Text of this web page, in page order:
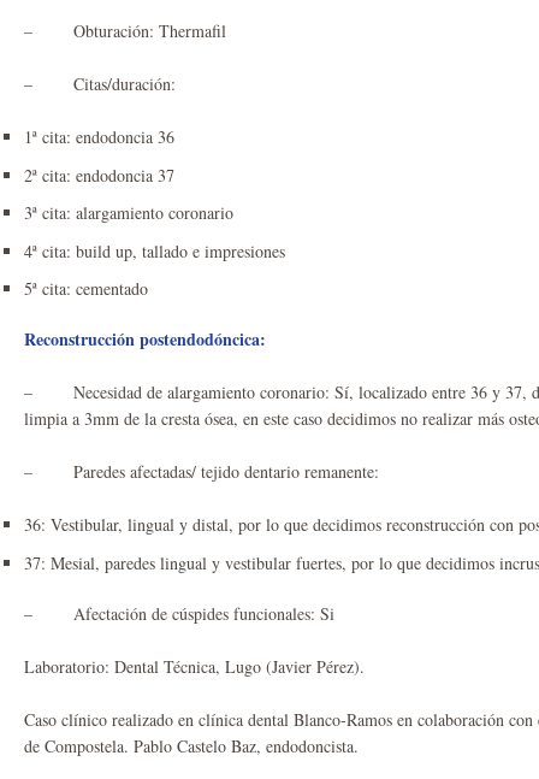
– Obturación: Thermafil
– Citas/duración:
1ª cita: endodoncia 36
2ª cita: endodoncia 37
3ª cita: alargamiento coronario
4ª cita: build up, tallado e impresiones
5ª cita: cementado
Reconstrucción postendodóncica:
– Necesidad de alargamiento coronario: Sí, localizado entre 36 y 37,
limpia a 3mm de la cresta ósea, en este caso decidimos no realizar más
– Paredes afectadas/ tejido dentario remanente:
36: Vestibular, lingual y distal, por lo que decidimos reconstrucción con
37: Mesial, paredes lingual y vestibular fuertes, por lo que decidimos
– Afectación de cúspides funcionales: Si
Laboratorio: Dental Técnica, Lugo (Javier Pérez).
Caso clínico realizado en clínica dental Blanco-Ramos en colaboración
de Compostela. Pablo Castelo Baz, endodoncista.